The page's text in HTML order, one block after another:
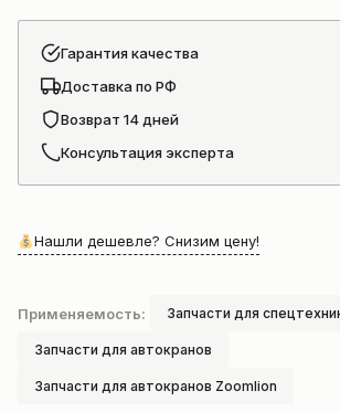
Гарантия качества
Доставка по РФ
Возврат 14 дней
Консультация эксперта
Нашли дешевле? Снизим цену!
Применяемость: Запчасти для
Запчасти для автокранов
Запчасти для автокранов Zoomlion